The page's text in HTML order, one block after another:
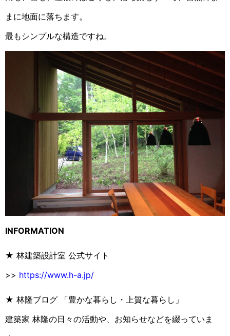
まに地面に落ちます。
最もシンプルな構造ですね。
INFORMATION
★ 林建築設計室 公式サイト
>> https://www.h-a.jp/
★ 林隆ブログ 「豊かな暮らし・上質な暮らし」
建築家 林隆の日々の活動や、お知らせなどを綴っていま